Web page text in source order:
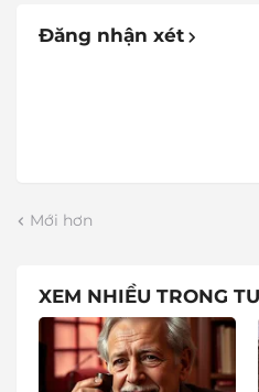
Đăng nhận xét
Mới hơn
XEM NHIỀU TRONG